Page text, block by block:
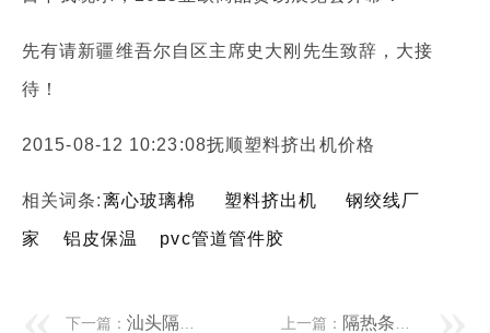
先有请新疆维吾尔自区主席史大刚先生致辞，大接
待！
2015-08-12 10:23:08抚顺塑料挤出机价格
相关词条:离心玻璃棉 塑料挤出机 钢绞线厂
家 铝皮保温 pvc管道管件胶
下一篇： 汕头隔热条设备 精彩报谈|2016房车展二日精彩本体 上一篇： 隔热条设备生产厂家 烟台住博会成交635套房 6000余套意向购房待迷惑